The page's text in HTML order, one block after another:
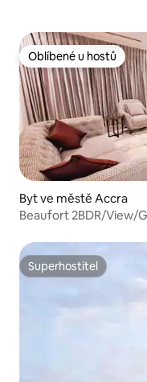
Oblíbené u hostů
Oblíbené u hostů
Byt ve městě Accra
Beaufort 2BDR/View/
Superhostitel
Superhostitel